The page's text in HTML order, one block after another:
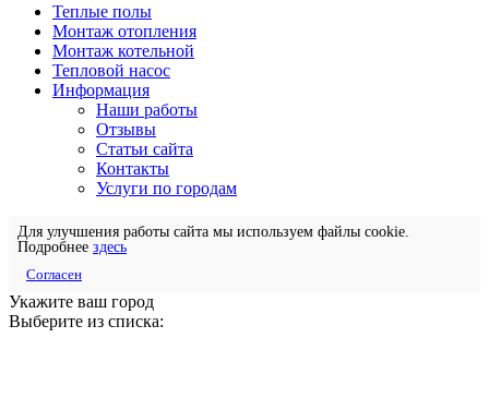
Теплые полы
Монтаж отопления
Монтаж котельной
Тепловой насос
Информация
Наши работы
Отзывы
Статьи сайта
Контакты
Услуги по городам
Для улучшения работы сайта мы используем файлы cookie.
Подробнее здесь
Согласен
Укажите ваш город
Выберите из списка: